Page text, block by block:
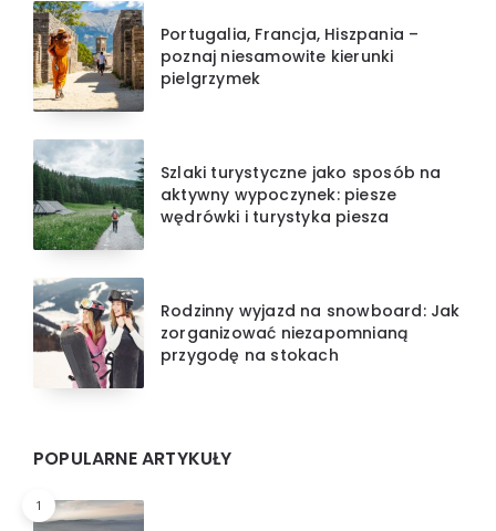
Portugalia, Francja, Hiszpania –
poznaj niesamowite kierunki
pielgrzymek
Szlaki turystyczne jako sposób na
aktywny wypoczynek: piesze
wędrówki i turystyka piesza
Rodzinny wyjazd na snowboard: Jak
zorganizować niezapomnianą
przygodę na stokach
POPULARNE ARTYKUŁY
1